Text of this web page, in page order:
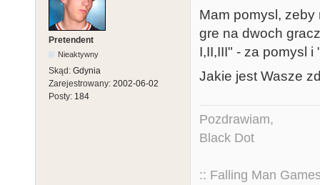
Pretendent
Nieaktywny
Skąd: Gdynia
Zarejestrowany: 2002-06-02
Posty: 184
Mam pomysl,
gre na dwoch
I,II,III" - za pomysl
Jakie jest Wasze
Pozdrawiam,
Black Dot
:: Falling Man